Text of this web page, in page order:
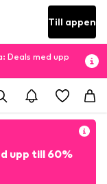
Till appen
Deals med upp
upp till 60%